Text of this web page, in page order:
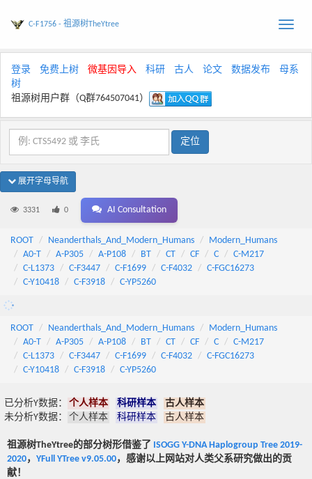
Toggle
C-F1756 - 祖源树TheYtree
登录 免费上树 微基因导入 科研 古人 论文 数据发布
母系
树
祖源树用户群（Q群764507041）
展开字母导航
3331 0 AI Consultation
ROOT Neanderthals_And_Modern_Humans
Modern_Humans
A0-T
A-P305 A-P108 BT CT CF C
C-M217
C-L1373
C-F3447 C-F1699 C-F4032
C-FGC16273
C-Y10418
C-F3918 C-YP5260
ROOT Neanderthals_And_Modern_Humans
Modern_Humans
A0-T
A-P305 A-P108 BT CT CF C
C-M217
C-L1373
C-F3447 C-F1699 C-F4032
C-FGC16273
C-Y10418
C-F3918 C-YP5260
已分析Y数据： 个人样本 科研样本
古人样本
未分析Y数据：
个人样本 科研样本 古人样本
祖源树TheYtree的部分树形借鉴了 ISOGG Y-DNA Haplogroup Tree 2019-
2020， YFull YTree v9.05.00，感谢以上网站对人类父系研究做出的贡
献！